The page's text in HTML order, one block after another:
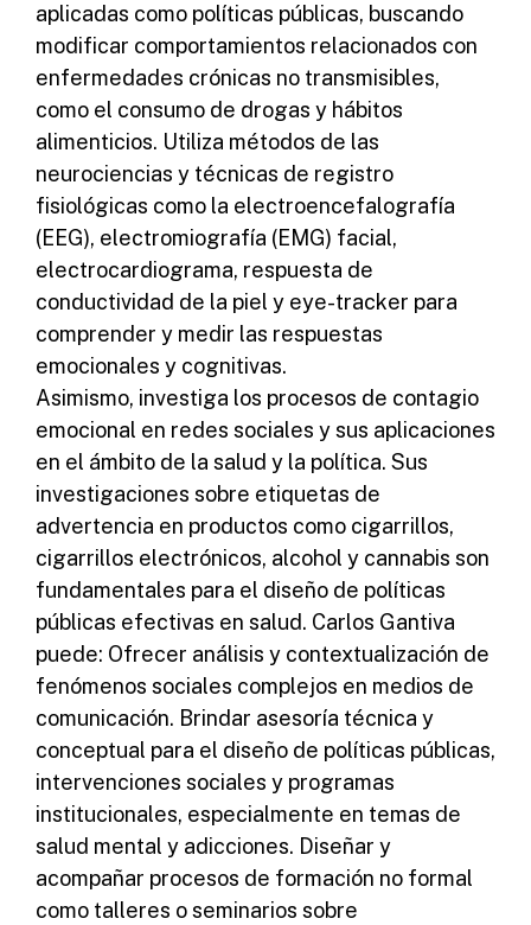
aplicadas como políticas públicas, buscando
modificar comportamientos relacionados con
enfermedades crónicas no transmisibles,
como el consumo de drogas y hábitos
alimenticios. Utiliza métodos de las
neurociencias y técnicas de registro
fisiológicas como la electroencefalografía
(EEG), electromiografía (EMG) facial,
electrocardiograma, respuesta de
conductividad de la piel y eye-tracker para
comprender y medir las respuestas
emocionales y cognitivas.
Asimismo, investiga los procesos de contagio
emocional en redes sociales y sus aplicaciones
en el ámbito de la salud y la política. Sus
investigaciones sobre etiquetas de
advertencia en productos como cigarrillos,
cigarrillos electrónicos, alcohol y cannabis son
fundamentales para el diseño de políticas
públicas efectivas en salud. Carlos Gantiva
puede: Ofrecer análisis y contextualización de
fenómenos sociales complejos en medios de
comunicación. Brindar asesoría técnica y
conceptual para el diseño de políticas públicas,
intervenciones sociales y programas
institucionales, especialmente en temas de
salud mental y adicciones. Diseñar y
acompañar procesos de formación no formal
como talleres o seminarios sobre